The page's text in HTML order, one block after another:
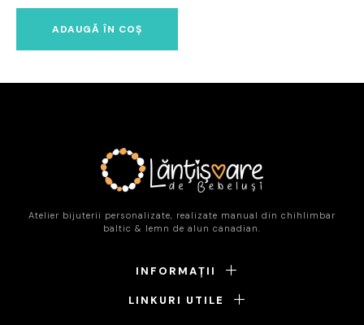
ADAUGĂ ÎN COȘ
Atelier bijuterii personalizate, realizate manual din chihlimbar
baltic & lemn de alun canadian.
INFORMAȚII
LINKURI UTILE